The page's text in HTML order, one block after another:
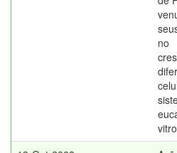
no